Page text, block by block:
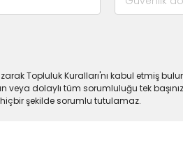
Topluluk Kuralları'nı kabul etmiş
dolaylı tüm sorumluluğu tek
şekilde sorumlu tutulamaz.